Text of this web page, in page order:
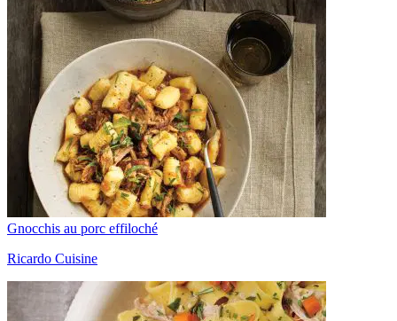
Gnocchis au porc effiloché
Ricardo Cuisine